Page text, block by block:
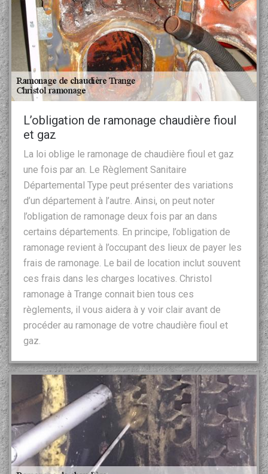
L’obligation de ramonage chaudière fioul
et gaz
La loi oblige le ramonage de chaudière fioul et gaz
une fois par an. Le Règlement Sanitaire
Départemental Type peut présenter des variations
d’un département à l’autre. Ainsi, on peut noter
l’obligation de ramonage deux fois par an dans
certains départements. En principe, l’obligation de
ramonage revient à l’occupant des lieux de payer les
frais de ramonage. Le bail de location inclut souvent
ces frais dans les charges locatives. Christol
ramonage à Trange connait bien tous ces
règlements, il vous aidera à y voir clair avant de
procéder au ramonage de votre chaudière fioul et
gaz.